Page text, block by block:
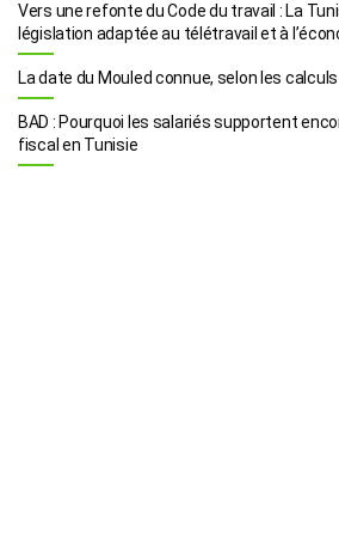
Vers une refonte du Code du travail : La
législation adaptée au télétravail et à
La date du Mouled connue, selon les
BAD : Pourquoi les salariés supportent
fiscal en Tunisie